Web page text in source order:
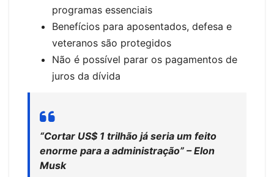
programas essenciais
Benefícios para aposentados, defesa e
veteranos são protegidos
Não é possível parar os pagamentos de
juros da dívida
“Cortar US$ 1 trilhão já seria um feito
enorme para a administração” – Elon
Musk